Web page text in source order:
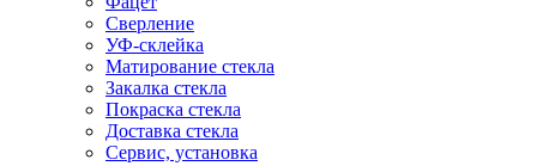
Сверление
УФ-склейка
Матирование стекла
Закалка стекла
Покраска стекла
Доставка стекла
Сервис, установка